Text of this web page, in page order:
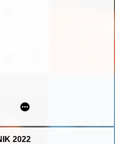
: mikrohistoria niedokończona
2022